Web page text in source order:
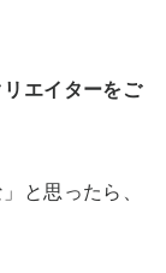
エイターをご
と思ったら、